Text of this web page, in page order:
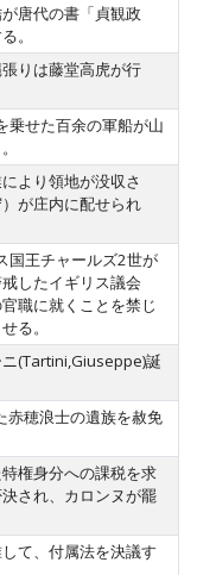
唐代の書「貞観政
。
りは藤堂高虎が行
乗せた百余の軍船が山
より領地が没収さ
が庄内に配せられ
国王チャールズ2世が
したイギリス議会
職に就くことを禁じ
る。
(Tartini,Giuseppe)誕
赤穂浪士の遺族を赦免
権身分への課税を求
され、カロンヌが罷
て、付属法を決議す